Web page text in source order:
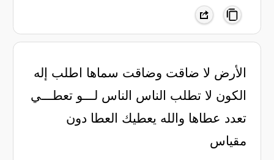
الأرض لا ضاقت وضاقت سماها اطلب إله
الكون لا تطلب الناس الناس لـــو تعطـــي
تعدد عطاها والله يعطيك العطا دون
مقياس